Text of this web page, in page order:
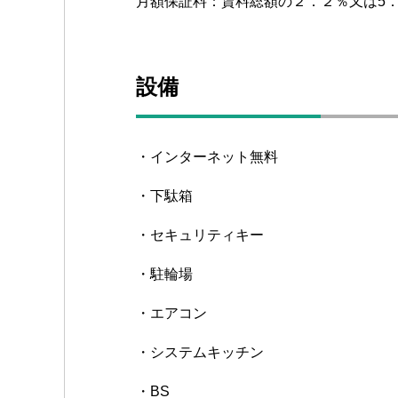
設備
・インターネット無料
・下駄箱
・セキュリティキー
・駐輪場
・エアコン
・システムキッチン
・BS